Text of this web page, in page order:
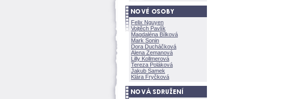
Felix Nguyen
Vojtěch Pavlík
Magdaléna Bílkov
Mark Sonin
Dora Ducháčkov
Alena Zemanov
Lilly Kollmerov
Tereza Polákov
Jakub Samek
Klára Fryčkov